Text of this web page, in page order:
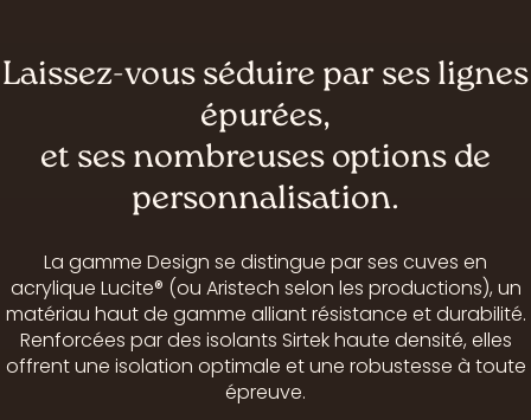
Laissez-vous séduire par ses lignes
épurées,
et ses nombreuses options de
personnalisation.
La gamme Design se distingue par ses cuves en
acrylique Lucite® (ou Aristech selon les productions), un
matériau haut de gamme alliant résistance et durabilité.
Renforcées par des isolants Sirtek haute densité, elles
offrent une isolation optimale et une robustesse à toute
épreuve.